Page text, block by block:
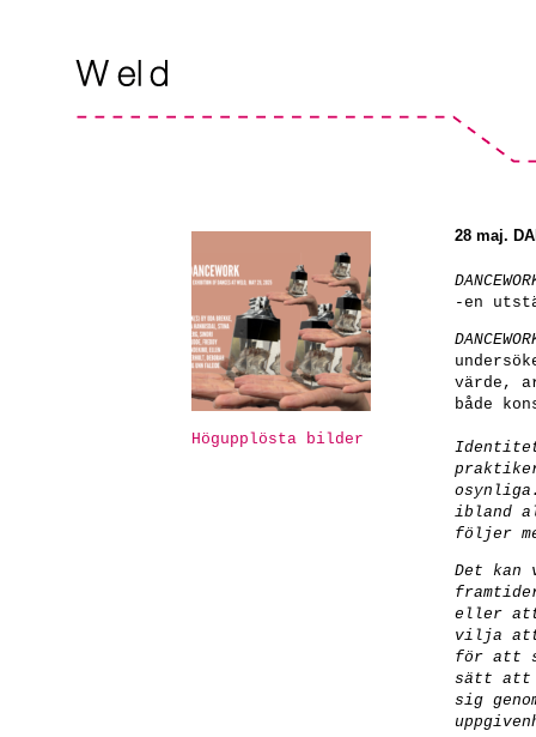
Högupplösta bilder
28 maj.
-en
värde,
både
ibland
följer
Det kan
eller att
vilja att
för att
sätt att
sig